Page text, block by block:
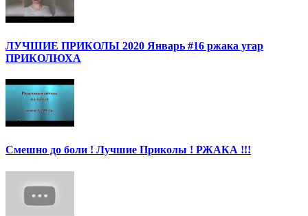
ЛУЧШИЕ ПРИКОЛЫ 2020 Январь #16 ржака угар
ПРИКОЛЮХА
Смешно до боли ! Лучшие Приколы ! РЖАКА !!!